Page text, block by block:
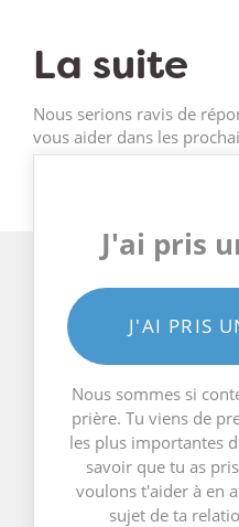
La suite
Nous serions ravis de
vous aider dans les
J'ai pris
J'AI PRIS
Nous sommes si
prière. Tu viens de
les plus importantes
savoir que tu as
voulons t'aider à en
sujet de ta